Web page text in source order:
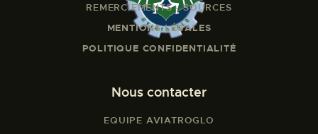
REMERCIEMENTS - SOURCES
MENTIONS LÉGALES
POLITIQUE CONFIDENTIALITÉ
Nous contacter
EQUIPE AVIATROGLO